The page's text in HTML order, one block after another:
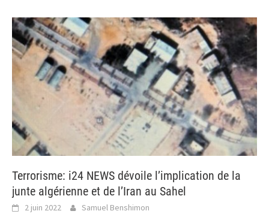
Terrorisme: i24 NEWS dévoile l’implication de la
junte algérienne et de l’Iran au Sahel
2 juin 2022 Samuel Benshimon